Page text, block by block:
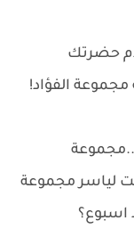
حضرتك
الفؤاد!
..مجموعة
لياسر مجموعة
اسبوع؟